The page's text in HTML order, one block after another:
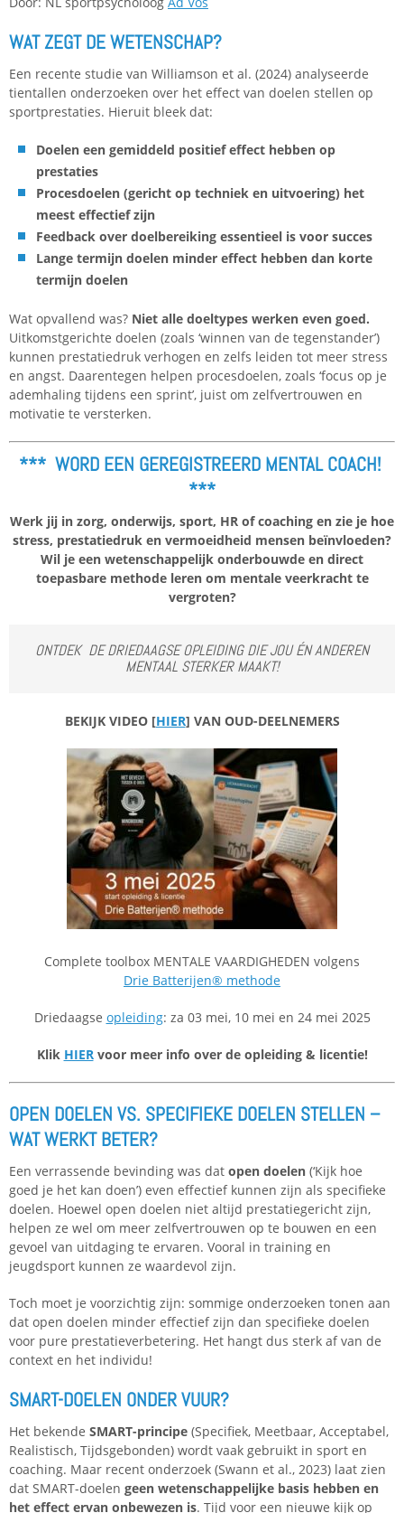
WAT ZEGT DE WETENSCHAP?
Een recente studie van Williamson et al. (2024) analyseerde
tientallen onderzoeken over het effect van doelen stellen op
sportprestaties. Hieruit bleek dat:
Doelen een gemiddeld positief effect hebben op
prestaties
Procesdoelen (gericht op techniek en uitvoering) het
meest effectief zijn
Feedback over doelbereiking essentieel is voor succes
Lange termijn doelen minder effect hebben dan korte
termijn doelen
Wat opvallend was? Niet alle doeltypes werken even goed.
Uitkomstgerichte doelen (zoals ‘winnen van de tegenstander’)
kunnen prestatiedruk verhogen en zelfs leiden tot meer stress
en angst. Daarentegen helpen procesdoelen, zoals ‘focus op je
ademhaling tijdens een sprint’, juist om zelfvertrouwen en
motivatie te versterken.
*** WORD EEN GEREGISTREERD MENTAL COACH!
***
Werk jij in zorg, onderwijs, sport, HR of coaching en zie je hoe
stress, prestatiedruk en vermoeidheid mensen beïnvloeden?
Wil je een wetenschappelijk onderbouwde en direct
toepasbare methode leren om mentale veerkracht te
vergroten?
ONTDEK DE DRIEDAAGSE OPLEIDING DIE JOU ÉN ANDEREN
MENTAAL STERKER MAAKT!
BEKIJK VIDEO [HIER] VAN OUD-DEELNEMERS
Complete toolbox MENTALE VAARDIGHEDEN volgens
Drie Batterijen® methode
Driedaagse opleiding: za 03 mei, 10 mei en 24 mei 2025
Klik HIERvoor meer info over de opleiding & licentie!
OPEN DOELEN VS. SPECIFIEKE DOELEN STELLEN –
WAT WERKT BETER?
Een verrassende bevinding was dat open doelen (‘Kijk hoe
goed je het kan doen’) even effectief kunnen zijn als specifieke
doelen. Hoewel open doelen niet altijd prestatiegericht zijn,
helpen ze wel om meer zelfvertrouwen op te bouwen en een
gevoel van uitdaging te ervaren. Vooral in training en
jeugdsport kunnen ze waardevol zijn.
Toch moet je voorzichtig zijn: sommige onderzoeken tonen aan
dat open doelen minder effectief zijn dan specifieke doelen
voor pure prestatieverbetering. Het hangt dus sterk af van de
context en het individu!
SMART-DOELEN ONDER VUUR?
Het bekende SMART-principe (Specifiek, Meetbaar, Acceptabel,
Realistisch, Tijdsgebonden) wordt vaak gebruikt in sport en
coaching. Maar recent onderzoek (Swann et al., 2023) laat zien
dat SMART-doelen geen wetenschappelijke basis hebben en
het effect ervan onbewezen is. Tijd voor een nieuwe kijk op